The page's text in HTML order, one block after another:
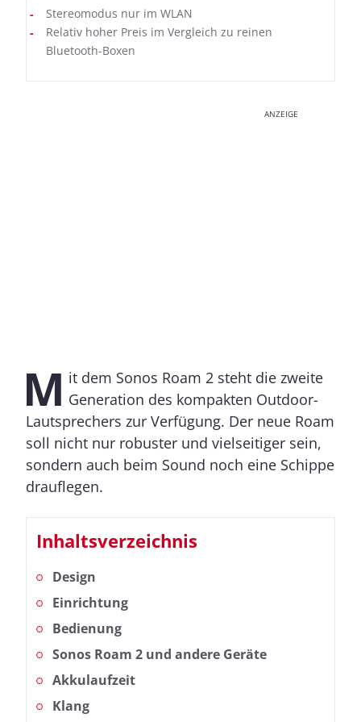
Stereomodus nur im WLAN
Relativ hoher Preis im Vergleich zu reinen
Bluetooth-Boxen
ANZEIGE
M it dem Sonos Roam 2 steht die zweite
Generation des kompakten Outdoor-
Lautsprechers zur Verfügung. Der neue Roam
soll nicht nur robuster und vielseitiger sein,
sondern auch beim Sound noch eine Schippe
drauflegen.
Inhaltsverzeichnis
Design
Einrichtung
Bedienung
Sonos Roam 2 und andere Geräte
Akkulaufzeit
Klang